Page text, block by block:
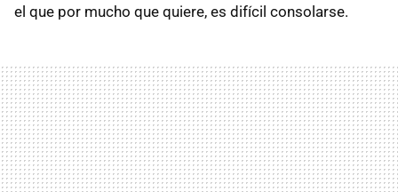
el que por mucho que quiere, es difícil consolarse.